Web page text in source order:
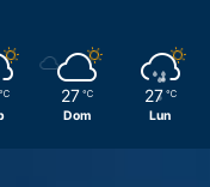
℃ 27 ℃
Dom
27 ℃
Lun